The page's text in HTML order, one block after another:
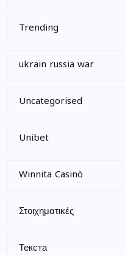
Trending
ukrain russia war
Uncategorised
Unibet
Winnita Casinò
Στοιχηματικές
Текста